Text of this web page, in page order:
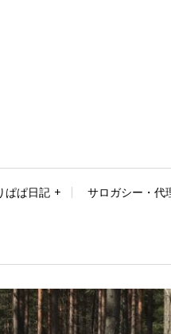
ぱぱ日記 サロガシー・代